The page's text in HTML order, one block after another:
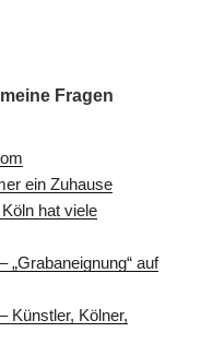
Fragen
ein Zuhause
hat viele
„Grabaneignung“ auf
Künstler, Kölner,